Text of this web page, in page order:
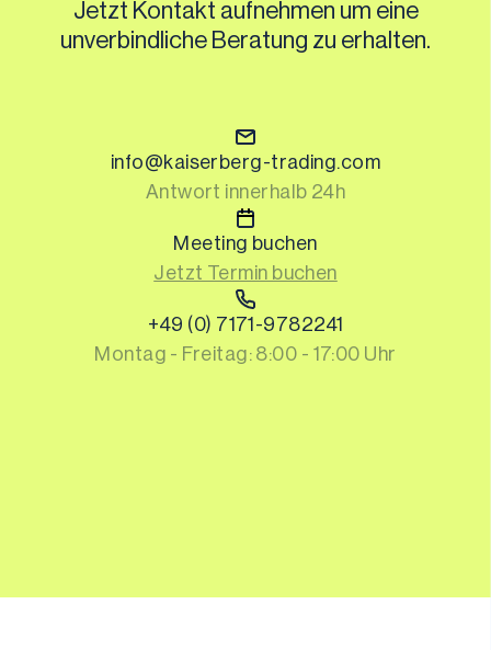
Jetzt Kontakt aufnehmen um eine
unverbindliche Beratung zu erhalten.
info@kaiserberg-trading.com
Antwort innerhalb 24h
Meeting buchen
Jetzt Termin buchen
+49 (0) 7171-9782241
Montag - Freitag: 8:00 - 17:00 Uhr